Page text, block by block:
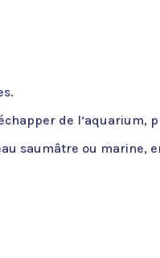
de l’aquarium,
saumâtre ou